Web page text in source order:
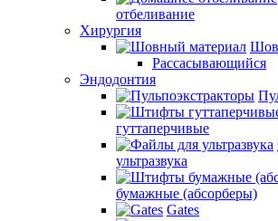
отбеливание
Хирургия
Рассасывающийся
Эндодонтия
гуттаперчивые
ультразвука
бумажные (абсорберы)
Gates